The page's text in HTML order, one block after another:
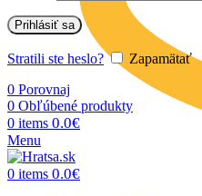
Prihlásiť sa
Stratili ste heslo?
Zapamätať
0 Porovnaj
0 Obľúbené produkty
0 items 0.0€
Menu
0 items 0.0€